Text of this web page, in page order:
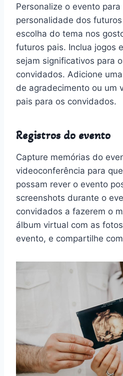
Personalize o evento
personalidade dos
escolha do tema nos
futuros pais. Inclua jogos
sejam significativos para
convidados. Adicione
de agradecimento ou um
pais para os convidados.
Registros do evento
Capture memórias do
videoconferência para
possam rever o evento
screenshots durante o
convidados a fazerem o
álbum virtual com as
evento, e compartilhe